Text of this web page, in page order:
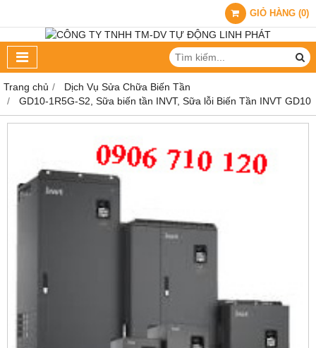
GIỎ HÀNG (0)
Trang chủ
Dịch Vụ Sửa Chữa Biến Tần
GD10-1R5G-S2, Sữa biến tần INVT, Sữa lỗi Biến Tần INVT GD10